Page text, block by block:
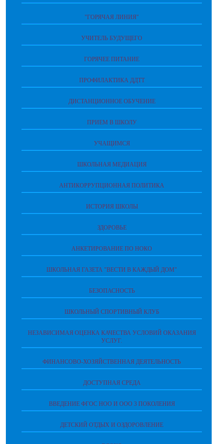
"ГОРЯЧАЯ ЛИНИЯ"
УЧИТЕЛЬ БУДУЩЕГО
ГОРЯЧЕЕ ПИТАНИЕ
ПРОФИЛАКТИКА ДДТТ
ДИСТАНЦИОННОЕ ОБУЧЕНИЕ
ПРИЕМ В ШКОЛУ
УЧАЩИМСЯ
ШКОЛЬНАЯ МЕДИАЦИЯ
АНТИКОРРУПЦИОННАЯ ПОЛИТИКА
ИСТОРИЯ ШКОЛЫ
ЗДОРОВЬЕ
АНКЕТИРОВАНИЕ ПО НОКО
ШКОЛЬНАЯ ГАЗЕТА "ВЕСТИ В КАЖДЫЙ ДОМ"
БЕЗОПАСНОСТЬ
ШКОЛЬНЫЙ СПОРТИВНЫЙ КЛУБ
НЕЗАВИСИМАЯ ОЦЕНКА КАЧЕСТВА УСЛОВИЙ ОКАЗАНИЯ
УСЛУГ.
ФИНАНСОВО-ХОЗЯЙСТВЕННАЯ ДЕЯТЕЛЬНОСТЬ
ДОСТУПНАЯ СРЕДА
ВВЕДЕНИЕ ФГОС НОО И ООО 3 ПОКОЛЕНИЯ
ДЕТСКИЙ ОТДЫХ И ОЗДОРОВЛЕНИЕ